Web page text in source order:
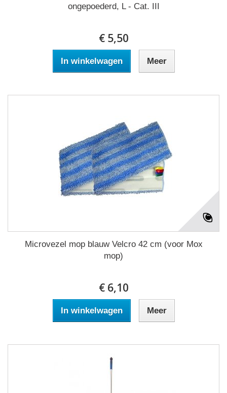
ongepoederd, L - Cat. III
€ 5,50
In winkelwagen Meer
Microvezel mop blauw Velcro 42 cm (voor Mox
mop)
€ 6,10
In winkelwagen Meer